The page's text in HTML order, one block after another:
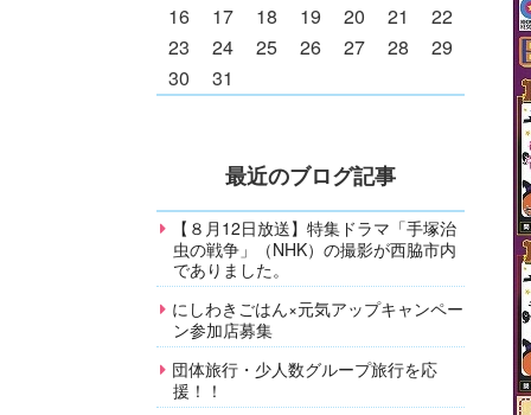
16
17 18 19 20 21
22
23
24 25 26 27 28
29
30
31
最近のブログ記事
【８月12日放送】特集ドラマ「手塚治
虫の戦争」（NHK）の撮影が西脇市内
でありました。
にしわきごはん×元気アップキャンペー
ン参加店募集
団体旅行・少人数グループ旅行を応
援！！